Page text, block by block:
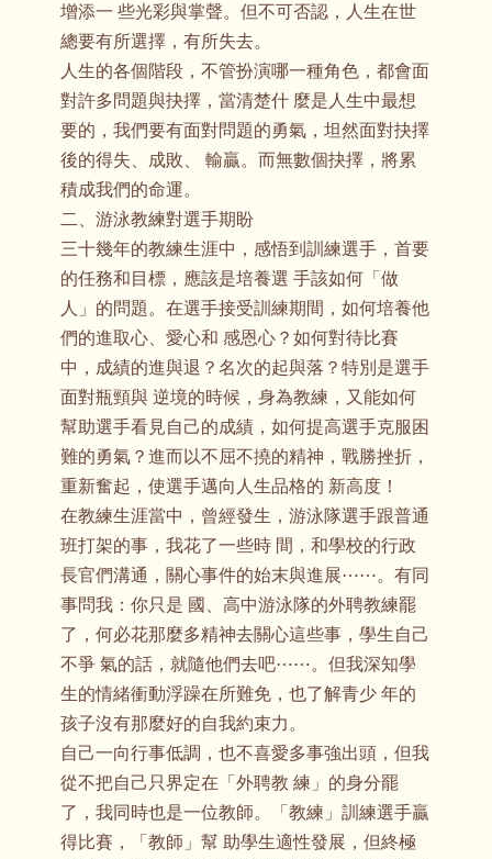
增添一 些光彩與掌聲。但不可否認，人生在世
總要有所選擇，有所失去。
人生的各個階段，不管扮演哪一種角色，都會面
對許多問題與抉擇，當清楚什 麼是人生中最想
要的，我們要有面對問題的勇氣，坦然面對抉擇
後的得失、成敗、 輸贏。而無數個抉擇，將累
積成我們的命運。
二、游泳教練對選手期盼
三十幾年的教練生涯中，感悟到訓練選手，首要
的任務和目標，應該是培養選 手該如何「做
人」的問題。在選手接受訓練期間，如何培養他
們的進取心、愛心和 感恩心？如何對待比賽
中，成績的進與退？名次的起與落？特別是選手
面對瓶頸與 逆境的時候，身為教練，又能如何
幫助選手看見自己的成績，如何提高選手克服困
難的勇氣？進而以不屈不撓的精神，戰勝挫折，
重新奮起，使選手邁向人生品格的 新高度！
在教練生涯當中，曾經發生，游泳隊選手跟普通
班打架的事，我花了一些時 間，和學校的行政
長官們溝通，關心事件的始末與進展⋯⋯。有同
事問我：你只是 國、高中游泳隊的外聘教練罷
了，何必花那麼多精神去關心這些事，學生自己
不爭 氣的話，就隨他們去吧⋯⋯。但我深知學
生的情緒衝動浮躁在所難免，也了解青少 年的
孩子沒有那麼好的自我約束力。
自己一向行事低調，也不喜愛多事強出頭，但我
從不把自己只界定在「外聘教 練」的身分罷
了，我同時也是一位教師。「教練」訓練選手贏
得比賽，「教師」幫 助學生適性發展，但終極